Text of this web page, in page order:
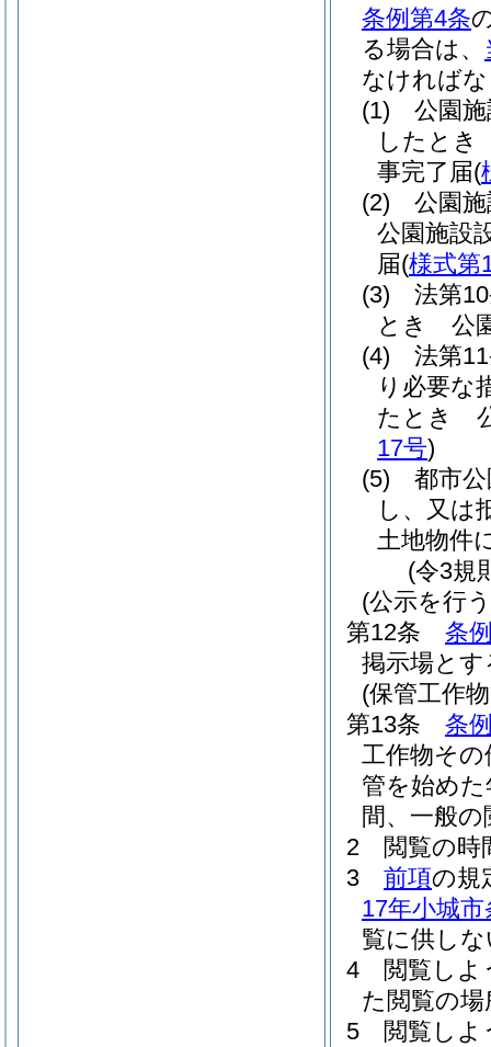
条例第4条
る場合は、
なければ
(1)
公園
したとき
事完了届(
(2)
公園
公園施設
届(様式第
(3)
法第
とき 公
(4)
法第
り必要な
たとき
17号)
(5)
都市
し、又は
土地物件
(令3規
(公示を行
第12条
条
掲示場とす
(保管工作
第13条
条
工作物そ
管を始め
間、一般
2
閲覧の時
3
前項の規
17年小城
覧に供し
4
閲覧しよ
た閲覧の
5
閲覧し